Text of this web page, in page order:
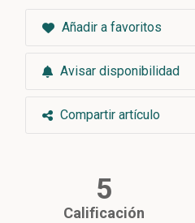
Añadir a favoritos
Avisar disponibilidad
Compartir artículo
5
Calificación